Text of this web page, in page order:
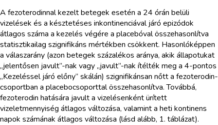
A fezoterodinnal kezelt betegek esetén a 24 órán belüli
vizelések és a késztetéses inkontinenciával járó epizódok
átlagos száma a kezelés végére a placebóval összehasonlítva
statisztikailag szignifikáns mértékben csökkent. Hasonlóképpen
a válaszarány (azon betegek százalékos aránya, akik állapotukat
„jelentősen javult”-nak vagy „javult”-nak ítélték meg a 4-pontos
„Kezeléssel járó előny” skálán) szignifikánsan nőtt a fezoterodin-
csoportban a placebocsoporttal összehasonlítva. Továbbá,
fezoterodin hatására javult a vizelésenként ürített
vizeletmennyiség átlagos változása, valamint a heti kontinens
napok számának átlagos változása (lásd alább, 1. táblázat).